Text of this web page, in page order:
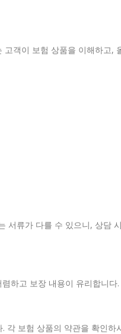
고객이 보험 상품을 이해하고,
서류가 다를 수 있으니, 상담
하고 보장 내용이 유리합니다.
각 보험 상품의 약관을 확인하